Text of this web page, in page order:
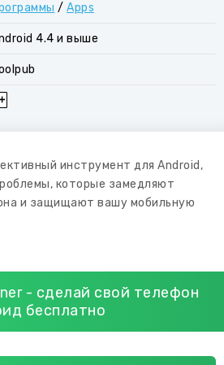
/ Apps
4.4 и выше
инструмент для Android,
которые замедляют
и защищают вашу мобильную
- сделай свой телефон
бесплатно